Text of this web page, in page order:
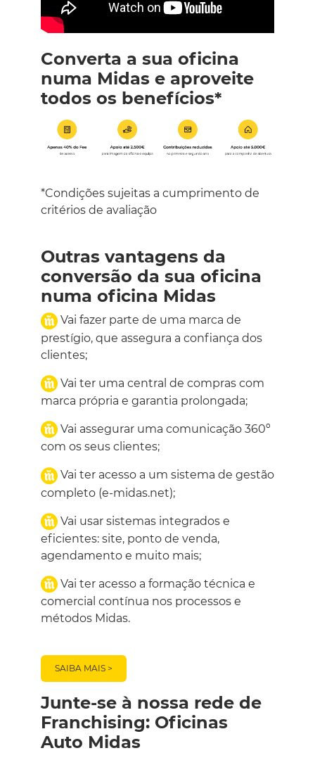
Converta a sua oficina
numa Midas e aproveite
todos os benefícios*
*Condições sujeitas a cumprimento de
critérios de avaliação
Outras vantagens da
conversão da sua oficina
numa oficina Midas
Vai fazer parte de uma marca de
prestígio, que assegura a confiança dos
clientes;
Vai ter uma central de compras com
marca própria e garantia prolongada;
Vai assegurar uma comunicação 360º
com os seus clientes;
Vai ter acesso a um sistema de gestão
completo (e-midas.net);
Vai usar sistemas integrados e
eficientes: site, ponto de venda,
agendamento e muito mais;
Vai ter acesso a formação técnica e
comercial contínua nos processos e
métodos Midas.
SAIBA MAIS >
Junte-se à nossa rede de
Franchising: Oficinas
Auto Midas